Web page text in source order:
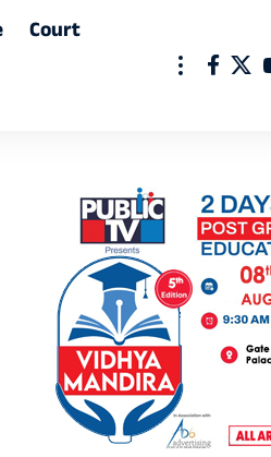
Court